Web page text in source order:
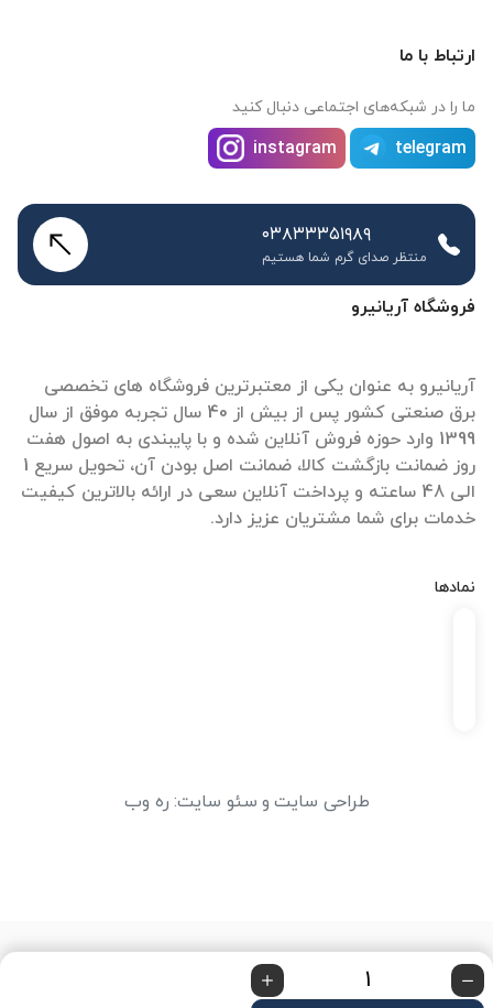
فروشگاه آریانیرو
آریانیرو به عنوان یکی از معتبرترین فروشگاه های تخصصی
برق صنعتی کشور پس از بیش از 40 سال تجربه موفق از سال
1399 وارد حوزه فروش آنلاین شده و با پایبندی به اصول هفت
روز ضمانت بازگشت کالا، ضمانت اصل بودن آن، تحویل سریع 1
الی 48 ساعته و پرداخت آنلاین سعی در ارائه بالاترین کیفیت
خدمات برای شما مشتریان عزیز دارد.
نمادها
ارتباط با ما
ما را در شبکه‌های اجتماعی دنبال کنید
telegram
instagram
۰۳۸۳۳۳۵۱۹۸۹
منتظر صدای گرم شما هستیم
طراحی سایت و سئو سایت: ره وب